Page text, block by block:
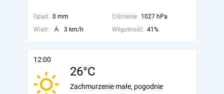
Opad: 0 mm Ciśnienie: 1027 hPa
Wiatr:
3 km/h Wilgotność: 41%
12:00
26°C
Zachmurzenie małe, pogodnie